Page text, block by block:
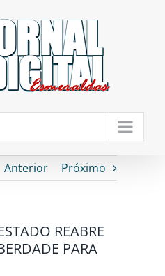
Anterior Próximo
REABRE
PARA